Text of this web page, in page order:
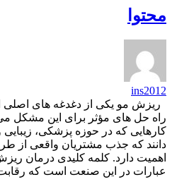
محتوا
ins2012
ریزش مو یکی از دغدغه های اصلی
راه حل های مؤثر برای این مشکل
کارهایی که در حوزه پزشکی، زیبایی
دانند که جذب مشتریان واقعی از
اهمیت دارد. کلمه کلیدی درمان
عبارات در این صنعت است که رقابت